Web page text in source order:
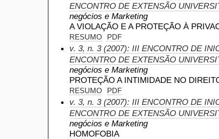
ENCONTRO DE EXTENSÃO
negócios e Marketing
A VIOLAÇÃO E A PROTEÇÃO À
RESUMO PDF
v. 3, n. 3 (2007): III ENCONTRO DE
ENCONTRO DE EXTENSÃO
negócios e Marketing
PROTEÇÃO A INTIMIDADE NO
RESUMO PDF
v. 3, n. 3 (2007): III ENCONTRO DE
ENCONTRO DE EXTENSÃO
negócios e Marketing
HOMOFOBIA